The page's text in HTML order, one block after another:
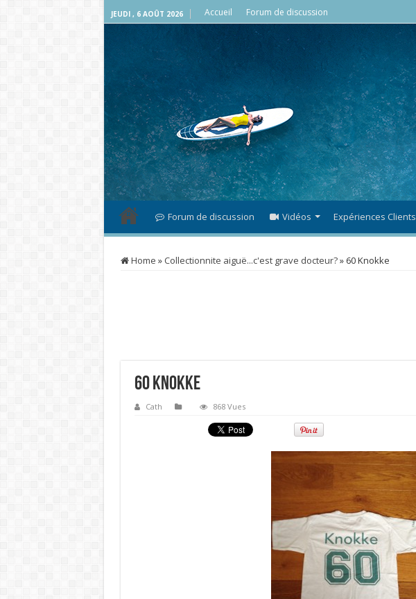
JEUDI , 6 AOÛT 2026 Accueil Forum de discussion
Forum de discussion Vidéos Expériences Clients
Home » Collectionnite aiguë...c'est grave docteur?» 60 Knokke
60 Knokke
Cath 868 Vues